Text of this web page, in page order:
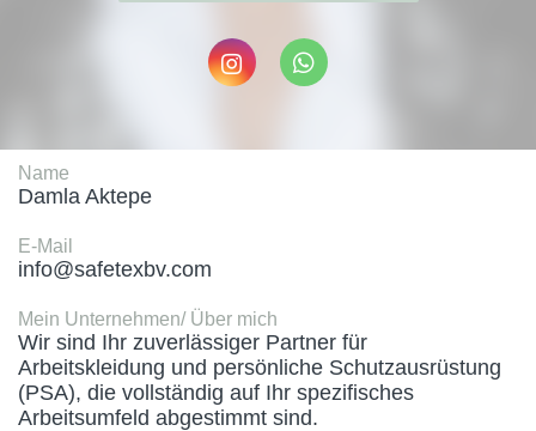
Name
Damla Aktepe
E-Mail
info@safetexbv.com
Mein Unternehmen/ Über mich
Wir sind Ihr zuverlässiger Partner für
Arbeitskleidung und persönliche Schutzausrüstung
(PSA), die vollständig auf Ihr spezifisches
Arbeitsumfeld abgestimmt sind.